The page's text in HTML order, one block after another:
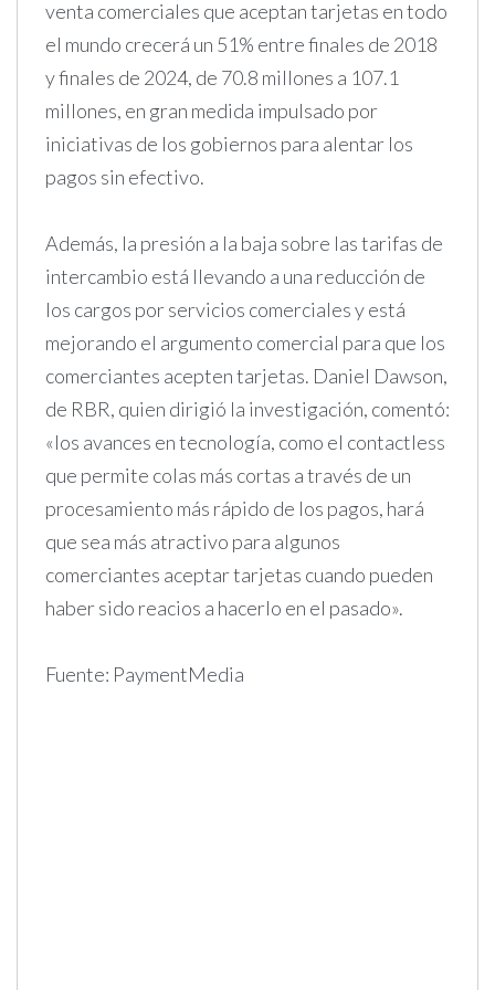
venta comerciales que aceptan tarjetas en todo
el mundo crecerá un 51% entre finales de 2018
y finales de 2024, de 70.8 millones a 107.1
millones, en gran medida impulsado por
iniciativas de los gobiernos para alentar los
pagos sin efectivo.
Además, la presión a la baja sobre las tarifas de
intercambio está llevando a una reducción de
los cargos por servicios comerciales y está
mejorando el argumento comercial para que los
comerciantes acepten tarjetas. Daniel Dawson,
de RBR, quien dirigió la investigación, comentó:
«los avances en tecnología, como el contactless
que permite colas más cortas a través de un
procesamiento más rápido de los pagos, hará
que sea más atractivo para algunos
comerciantes aceptar tarjetas cuando pueden
haber sido reacios a hacerlo en el pasado».
Fuente: PaymentMedia